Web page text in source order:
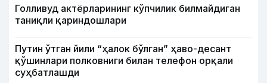
Голливуд актёрларининг кўпчилик билмайдиган
таниқли қариндошлари
Путин ўтган йили “ҳалок бўлган” ҳаво-десант
қўшинлари полковниги билан телефон орқали
суҳбатлашди